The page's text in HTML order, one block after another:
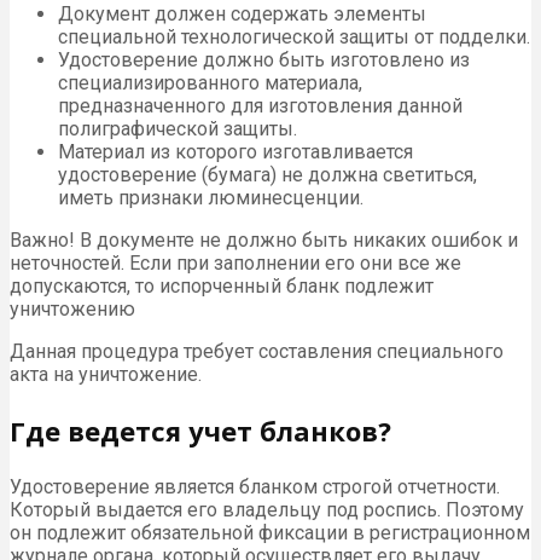
Документ должен содержать элементы
специальной технологической защиты от подделки.
Удостоверение должно быть изготовлено из
специализированного материала,
предназначенного для изготовления данной
полиграфической защиты.
Материал из которого изготавливается
удостоверение (бумага) не должна светиться,
иметь признаки люминесценции.
Важно! В документе не должно быть никаких ошибок и
неточностей. Если при заполнении его они все же
допускаются, то испорченный бланк подлежит
уничтожению
Данная процедура требует составления специального
акта на уничтожение.
Где ведется учет бланков?
Удостоверение является бланком строгой отчетности.
Который выдается его владельцу под роспись. Поэтому
он подлежит обязательной фиксации в регистрационном